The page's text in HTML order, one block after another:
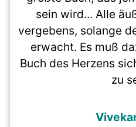
sein wird... Alle
vergebens, solange
erwacht. Es muß
Buch des Herzens
zu